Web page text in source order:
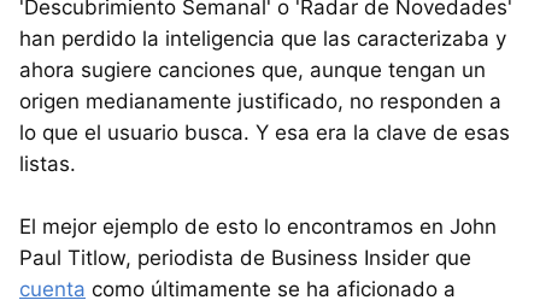
'Descubrimiento Semanal' o 'Radar de Novedades'
han perdido la inteligencia que las caracterizaba y
ahora sugiere canciones que, aunque tengan un
origen medianamente justificado, no responden a
lo que el usuario busca. Y esa era la clave de esas
listas.
El mejor ejemplo de esto lo encontramos en John
Paul Titlow, periodista de Business Insider que
cuenta como últimamente se ha aficionado a